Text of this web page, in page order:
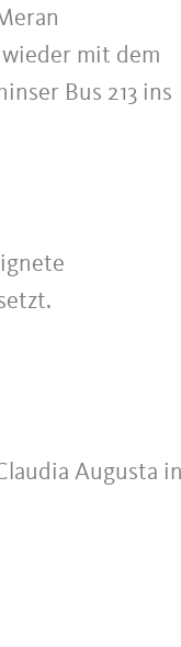
mit dem
Bus 213 ins
Augusta in